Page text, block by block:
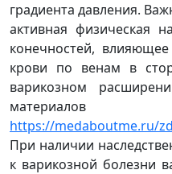
градиента давления.
активная физическая
конечностей,
крови по венам в
варикозном
https://medaboutme.ru/
При наличии
к варикозной болезни